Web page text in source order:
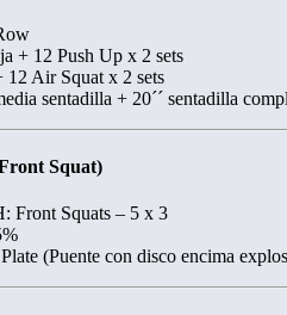
+ 12 Push Up x 2 sets
12 Air Squat x 2 sets
sentadilla + 20´´ sentadilla
Squat)
Front Squats – 5 x 3
(Puente con disco encima